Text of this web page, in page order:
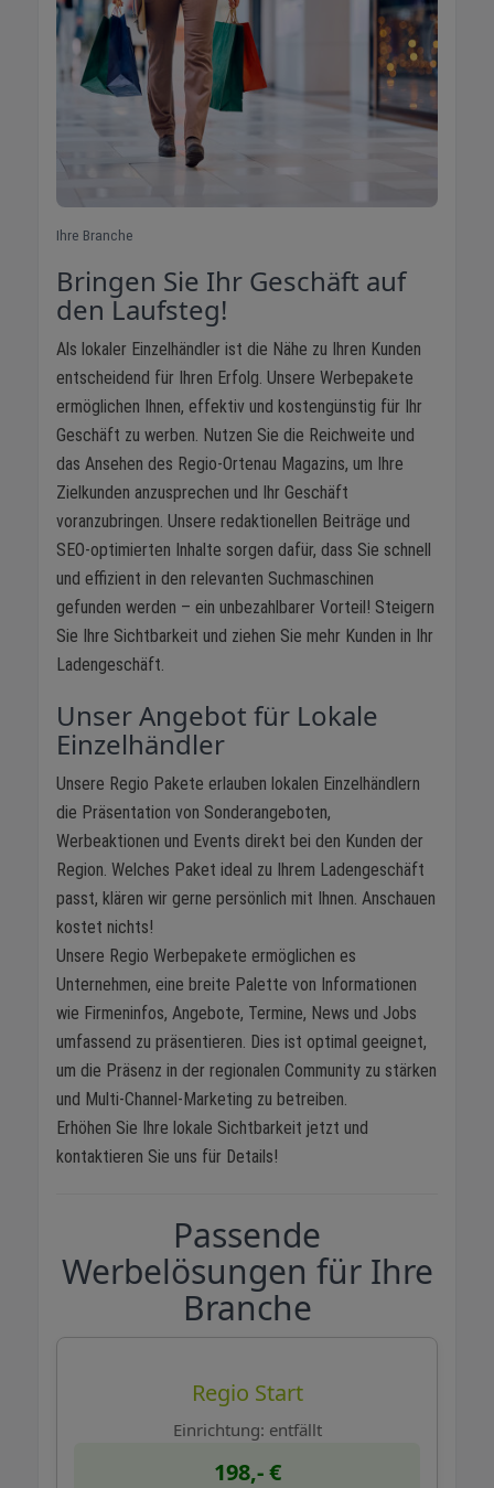
Ihre Branche
Bringen Sie Ihr Geschäft auf
den Laufsteg!
Als lokaler Einzelhändler ist die Nähe zu Ihren Kunden
entscheidend für Ihren Erfolg. Unsere Werbepakete
ermöglichen Ihnen, effektiv und kostengünstig für Ihr
Geschäft zu werben. Nutzen Sie die Reichweite und
das Ansehen des Regio-Ortenau Magazins, um Ihre
Zielkunden anzusprechen und Ihr Geschäft
voranzubringen. Unsere redaktionellen Beiträge und
SEO-optimierten Inhalte sorgen dafür, dass Sie schnell
und effizient in den relevanten Suchmaschinen
gefunden werden – ein unbezahlbarer Vorteil! Steigern
Sie Ihre Sichtbarkeit und ziehen Sie mehr Kunden in Ihr
Ladengeschäft.
Unser Angebot für Lokale
Einzelhändler
Unsere Regio Pakete erlauben lokalen Einzelhändlern
die Präsentation von Sonderangeboten,
Werbeaktionen und Events direkt bei den Kunden der
Region. Welches Paket ideal zu Ihrem Ladengeschäft
passt, klären wir gerne persönlich mit Ihnen. Anschauen
kostet nichts!
Unsere Regio Werbepakete ermöglichen es
Unternehmen, eine breite Palette von Informationen
wie Firmeninfos, Angebote, Termine, News und Jobs
umfassend zu präsentieren. Dies ist optimal geeignet,
um die Präsenz in der regionalen Community zu stärken
und Multi-Channel-Marketing zu betreiben.
Erhöhen Sie Ihre lokale Sichtbarkeit jetzt und
kontaktieren Sie uns für Details!
Passende
Werbelösungen für Ihre
Branche
Regio Start
Einrichtung: entfällt
198,- €